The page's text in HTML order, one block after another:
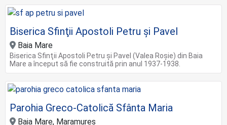
Biserica Sfinţii Apostoli Petru şi Pavel
Baia Mare
Biserica Sfinţii Apostoli Petru şi Pavel (Valea Roşie) din Baia
Mare a început să fie construită prin anul 1937-1938.
Parohia Greco-Catolică Sfânta Maria
Baia Mare, Maramureș